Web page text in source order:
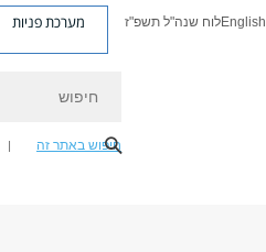
Englishלוח שנה"ל תשפ"ז מערכת פניות
חיפוש באתר זה